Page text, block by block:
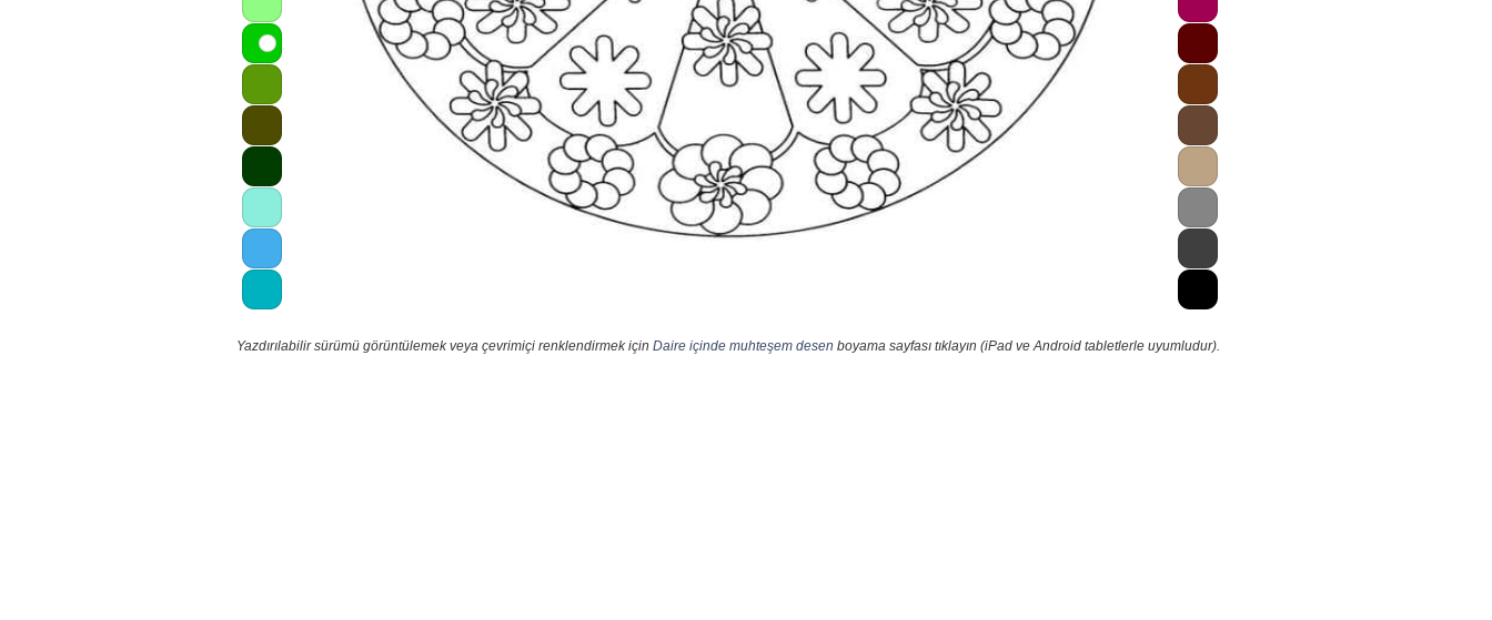
Yazdırılabilir sürümü görüntülemek veya çevrimiçi renklendirmek için Daire içinde muhteşem desen boyama sayfası tıklayın (iPad ve Android tabletlerle uyumludur).